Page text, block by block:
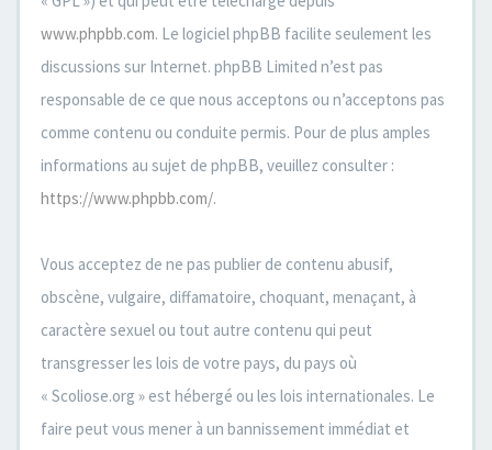
www.phpbb.com. Le logiciel phpBB facilite seulement les
discussions sur Internet. phpBB Limited n’est pas
responsable de ce que nous acceptons ou n’acceptons pas
comme contenu ou conduite permis. Pour de plus amples
informations au sujet de phpBB, veuillez consulter :
https://www.phpbb.com/.
Vous acceptez de ne pas publier de contenu abusif,
obscène, vulgaire, diffamatoire, choquant, menaçant, à
caractère sexuel ou tout autre contenu qui peut
transgresser les lois de votre pays, du pays où
« Scoliose.org » est hébergé ou les lois internationales. Le
faire peut vous mener à un bannissement immédiat et